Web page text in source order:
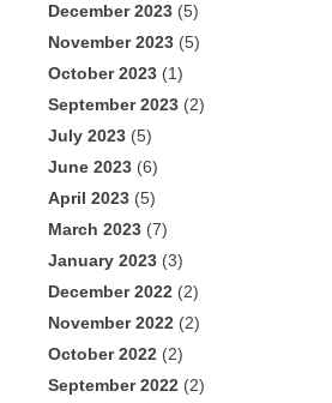
December 2023 (5)
November 2023 (5)
October 2023 (1)
September 2023 (2)
July 2023 (5)
June 2023 (6)
April 2023 (5)
March 2023 (7)
January 2023 (3)
December 2022 (2)
November 2022 (2)
October 2022 (2)
September 2022 (2)